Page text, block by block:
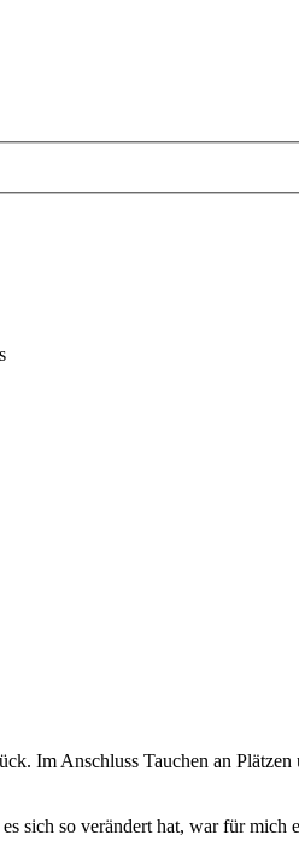
Im Anschluss Tauchen an Plätzen
sich so verändert hat, war für